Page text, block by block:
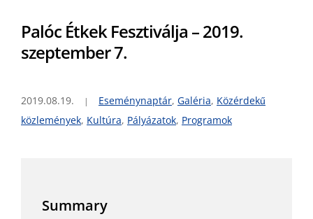
Palóc Étkek Fesztiválja – 2019.
szeptember 7.
2019.08.19. Eseménynaptár, Galéria, Közérdekű
közlemények, Kultúra, Pályázatok, Programok
Summary